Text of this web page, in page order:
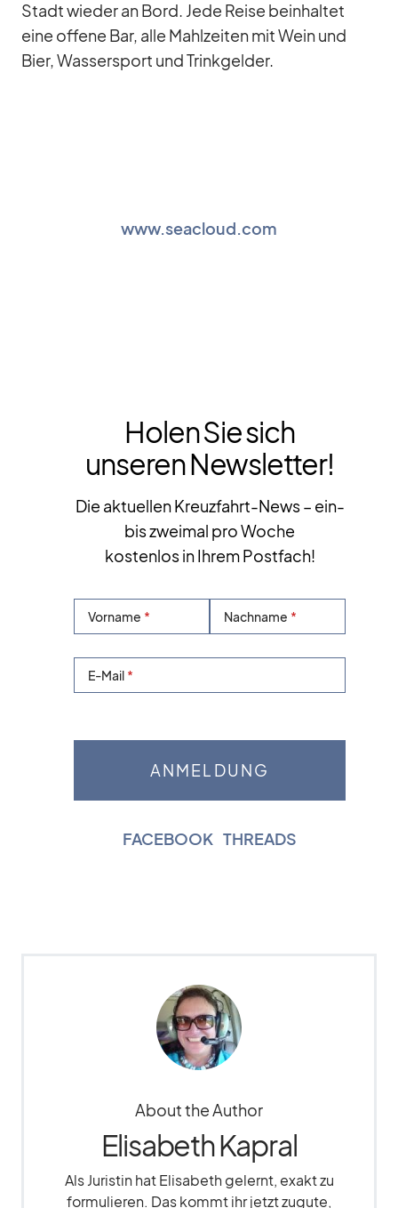
Stadt wie­der an Bord. Jede Reise be­inhal­tet
eine of­fene Bar, alle Mahl­zei­ten mit Wein und
Bier, Was­ser­sport und Trink­gel­der.
www.seacloud.com
Holen Sie sich
unseren Newsletter!
Die aktuellen Kreuzfahrt-News – ein-
bis zweimal pro Woche
kostenlos in Ihrem Postfach!
Vorname Nachname
E-Mail
FACEBOOK THREADS
About the Author
Elisabeth Kapral
Als Juristin hat Elisabeth gelernt, exakt zu
formulieren. Das kommt ihr jetzt zugute,